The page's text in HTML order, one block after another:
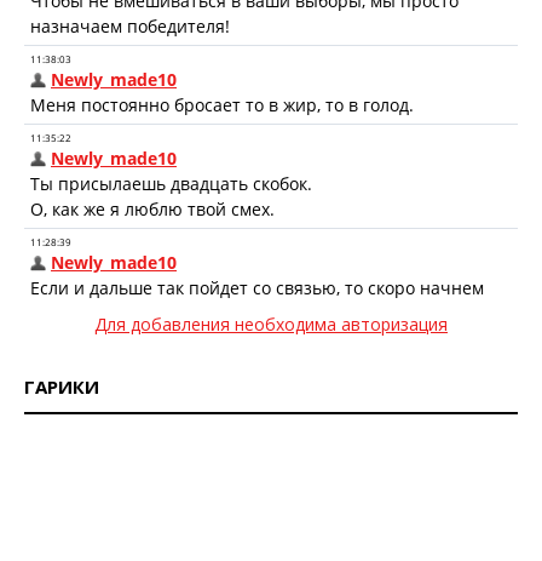
Для добавления необходима авторизация
ГАРИКИ